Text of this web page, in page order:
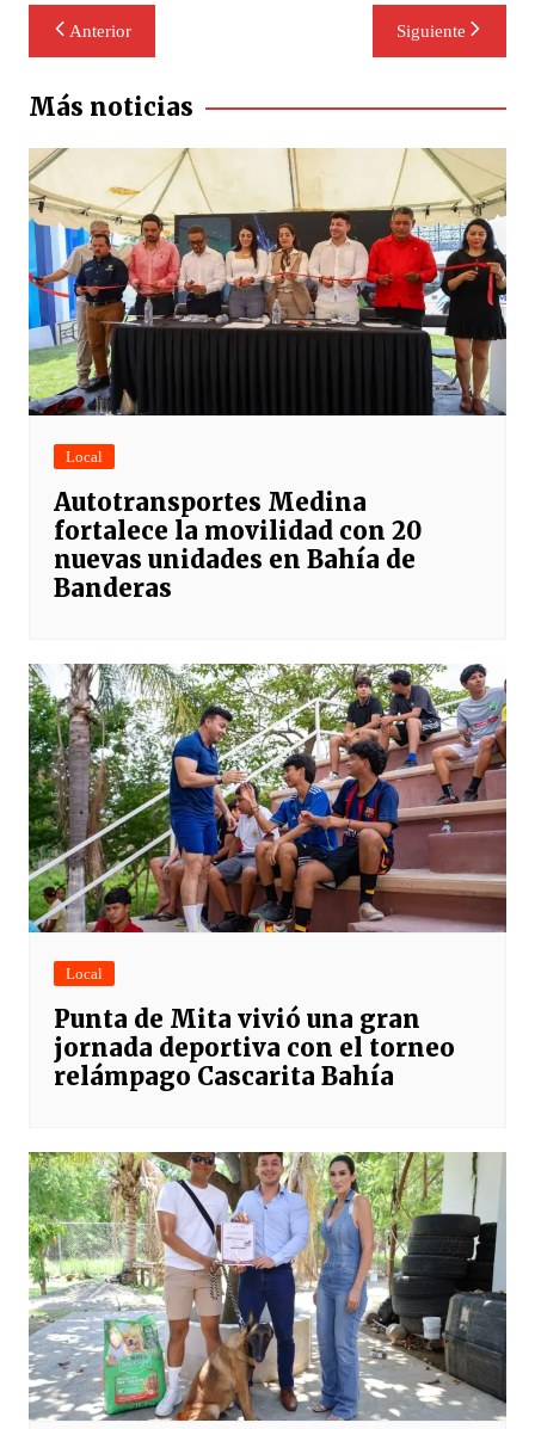
Navegación
de
entradas
Anterior Siguiente
Más noticias
Local
Autotransportes Medina
fortalece la movilidad con 20
nuevas unidades en Bahía de
Banderas
Local
Punta de Mita vivió una gran
jornada deportiva con el torneo
relámpago Cascarita Bahía